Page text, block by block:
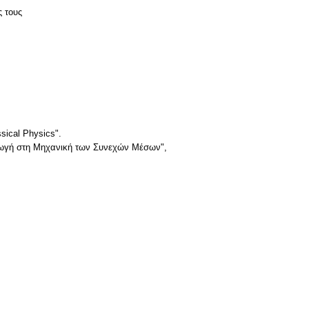
τους
Physics".
στη Μηχανική των Συνεχών Μέσων",